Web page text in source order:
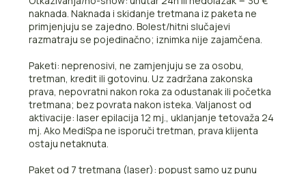
naknada. Naknada i skidanje tretmana iz paketa ne
primjenjuju se zajedno. Bolest/hitni slučajevi
razmatraju se pojedinačno; iznimka nije zajamčena.
Paketi: neprenosivi, ne zamjenjuju se za osobu,
tretman, kredit ili gotovinu. Uz zadržana zakonska
prava, nepovratni nakon roka za odustanak ili početka
tretmana; bez povrata nakon isteka. Valjanost od
aktivacije: laser epilacija 12 mj., uklanjanje tetovaža 24
mj. Ako MediSpa ne isporuči tretman, prava klijenta
ostaju netaknuta.
Paket od 7 tretmana (laser): popust samo uz punu